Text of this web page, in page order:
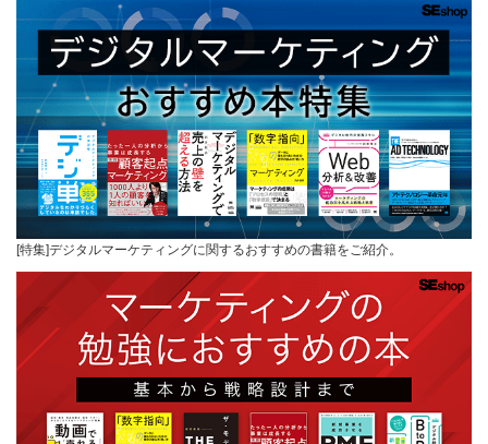
[特集]デジタルマーケティングに関するおすすめの書籍をご紹介。